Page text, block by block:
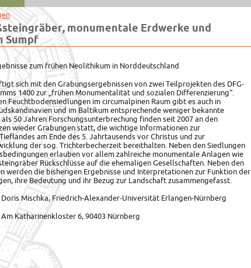
monumentale Erdwerke und
Sumpf
zum frühen Neolithikum in Norddeutschland
sich mit den Grabungsergebnissen von zwei Teilprojekten des DFG-
1400 zur „frühen Monumentalität und sozialen Differenzierung“.
Feuchtbodensiedlungen im circumalpinen Raum gibt es auch in
und im Baltikum entsprechende weniger bekannte
als 50 Jahren Forschungsunterbrechung finden seit 2007 an den
wieder Grabungen statt, die wichtige Informationen zur
am Ende des 5. Jahrtausends vor Christus und zur
der sog. Trichterbecherzeit bereithalten. Neben den Siedlungen
erlauben vor allem zahlreiche monumentale Anlagen wie
Rückschlüsse auf die ehemaligen Gesellschaften. Neben den
werden die bisherigen Ergebnisse und Interpretationen zur Funktion der
ihre Bedeutung und ihr Bezug zur Landschaft zusammengefasst.
Mischka, Friedrich-Alexander-Universität Erlangen-Nürnberg
Katharinenkloster 6, 90403 Nürnberg